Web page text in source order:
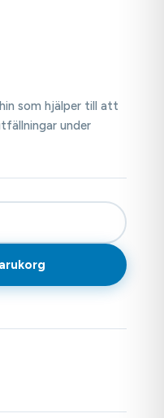
som hjälper till att
under